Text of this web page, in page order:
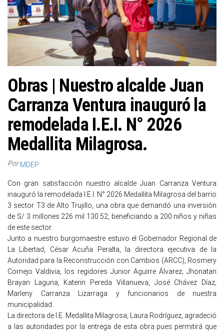
Obras | Nuestro alcalde Juan
Carranza Ventura inauguró la
remodelada I.E.I. N° 2026
Medallita Milagrosa.
Por MDEP
Con gran satisfacción nuestro alcalde Juan Carranza Ventura
inauguró la remodelada I.E.I. N° 2026 Medallita Milagrosa del barrio
3 sector T3 de Alto Trujillo, una obra que demandó una inversión
de S/ 3 millones 226 mil 130.52, beneficiando a 200 niños y niñas
de este sector.
Junto a nuestro burgomaestre estuvo el Gobernador Regional de
La Libertad, César Acuña Peralta, la directora ejecutiva de la
Autoridad para la Reconstrucción con Cambios (ARCC), Rosmery
Cornejo Valdivia, los regidores Junior Aguirre Álvarez; Jhonatan
Brayan Laguna, Katerin Pereda Villanueva, José Chávez Díaz,
Marleny Carranza Lizarraga y funcionarios de nuestra
municipalidad.
La directora de I.E. Medallita Milagrosa, Laura Rodríguez, agradeció
a las autoridades por la entrega de esta obra pues permitirá que